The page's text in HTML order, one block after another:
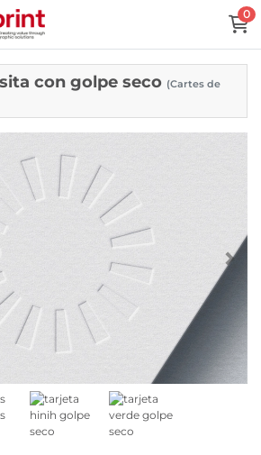
0
con golpe seco (Cartes de